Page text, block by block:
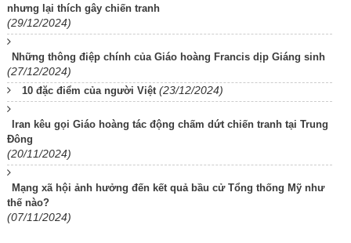
nhưng lại thích gây chiến tranh
(29/12/2024)
Những thông điệp chính của Giáo hoàng Francis dịp Giáng sinh
(27/12/2024)
10 đặc điểm của người Việt (23/12/2024)
Iran kêu gọi Giáo hoàng tác động chấm dứt chiến tranh tại Trung
Đông
(20/11/2024)
Mạng xã hội ảnh hưởng đến kết quả bầu cử Tổng thống Mỹ như
thế nào?
(07/11/2024)